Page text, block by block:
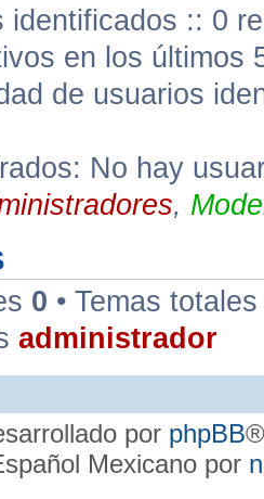
identificados :: 0
en los últimos
de usuarios
No hay
,
0 • Temas
administrador
por phpBB
Mexicano por